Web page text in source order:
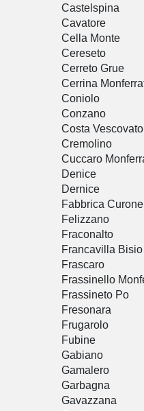
Castelspina
Cavatore
Cella Monte
Cereseto
Cerreto Grue
Cerrina
Coniolo
Conzano
Costa Vescovato
Cremolino
Cuccaro
Denice
Dernice
Fabbrica Curone
Felizzano
Fraconalto
Francavilla Bisio
Frascaro
Frassinello
Frassineto Po
Fresonara
Frugarolo
Fubine
Gabiano
Gamalero
Garbagna
Gavazzana